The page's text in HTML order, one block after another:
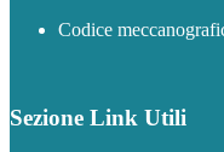
Codice
Sezione Link Utili